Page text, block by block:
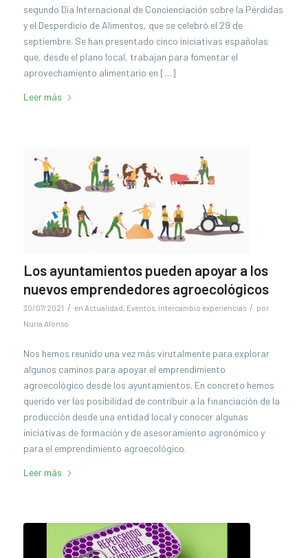
segundo Día Internacional de Concienciación sobre la Pérdidas
y el Desperdicio de Alimentos, que se celebró el 29 de
septiembre. Se han presentado cinco iniciativas españolas
que, desde el plano local, trabajan para fomentar el
aprovechamiento alimentario en […]
Leer más
Los ayuntamientos pueden apoyar a los
nuevos emprendedores agroecológicos
30/07/2021 / en Actualidad, Eventos, intercambio experiencias / por
Nuria Alonso
Nos hemos reunido una vez más virutalmente para explorar
algunos caminos para apoyar el emprendimiento
agroecológico desde los ayuntamientos. En concreto hemos
querido ver las posibilidad de contribuir a la financiación de la
producción desde una entidad local y conocer algunas
iniciativas de formación y de asesoramiento agronómico y
para el emprendimiento agroecológico.
Leer más